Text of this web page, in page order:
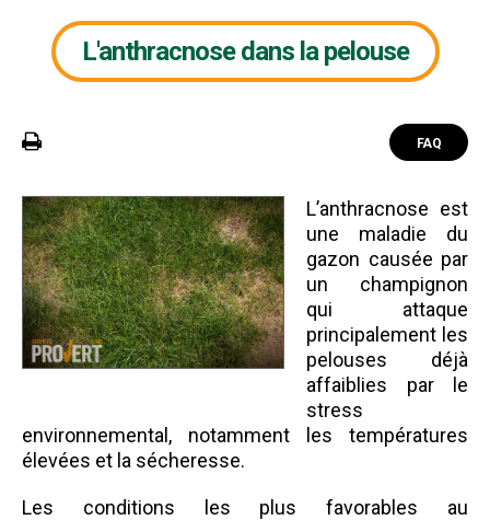
L'anthracnose dans la pelouse
FAQ
L’anthracnose est
une maladie du
gazon causée par
un champignon
qui attaque
principalement les
pelouses déjà
affaiblies par le
stress
environnemental, notamment les températures
élevées et la sécheresse.
Les conditions les plus favorables au